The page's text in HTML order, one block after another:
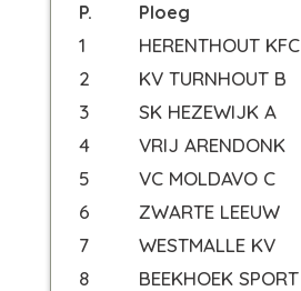
P. Ploeg
1
HERENTHOUT KFC
2
KV TURNHOUT B
3
SK HEZEWIJK A
4
VRIJ ARENDONK
5
VC MOLDAVO C
6
ZWARTE LEEUW
7
WESTMALLE KV
8
BEEKHOEK SPORT